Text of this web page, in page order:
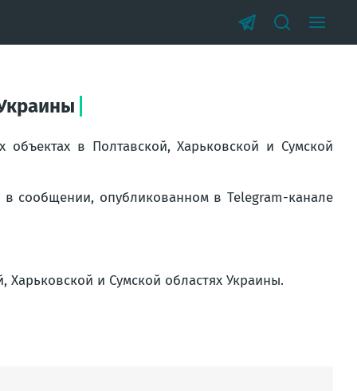
в Полтавской, Харьковской и Сумской
сообщении, опубликованном в Telegram-канале
Харьковской и Сумской областях Украины.